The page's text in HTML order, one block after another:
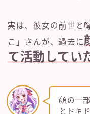
実は、彼女の前世と
こ」さんが、過去に
て活動してい
顔の一
とドキ